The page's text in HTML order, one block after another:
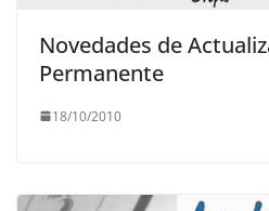
Novedades de
Permanente
18/10/2010